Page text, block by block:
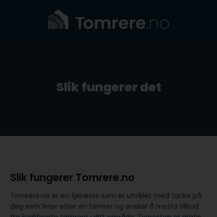
Slik fungerer det
Slik fungerer Tomrere.no
Tomrere.no er en tjeneste som er utviklet med tanke på
deg som leter etter en tømrer og ønsker å motta tilbud